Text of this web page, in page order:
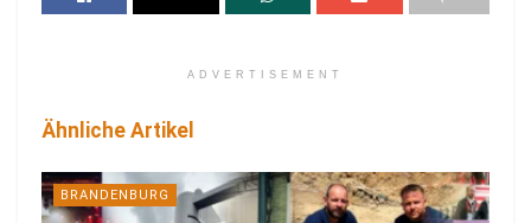
ADVERTISEMENT
Ähnliche Artikel
BRANDENBURG